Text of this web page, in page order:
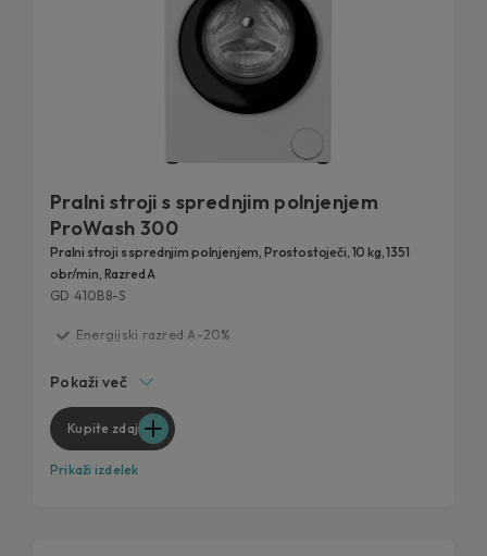
Pralni stroji s sprednjim polnjenjem
ProWash 300
Pralni stroji s sprednjim polnjenjem, Prostostoječi, 10 kg, 1351
obr/min, Razred A
GD 410B8-S
Energijski razred A-20%
Tehnologija ProActive Wash
Večja higiena
Pokaži več
Kupite zdaj
Prikaži izdelek